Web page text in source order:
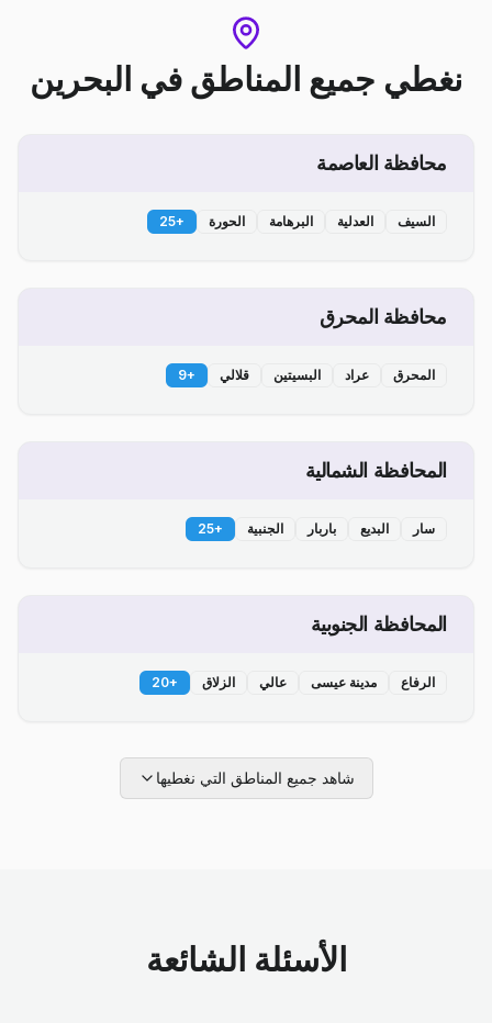
نغطي جميع المناطق في البحرين
محافظة العاصمة
السيف العدلية البرهامة الحورة +
25
محافظة المحرق
المحرق عراد البسيتين قلالي +
9
المحافظة الشمالية
سار البديع باربار الجنبية +
25
المحافظة الجنوبية
الرفاع مدينة عيسى عالي الزلاق +
20
شاهد جميع المناطق التي نغطيها
الأسئلة الشائعة